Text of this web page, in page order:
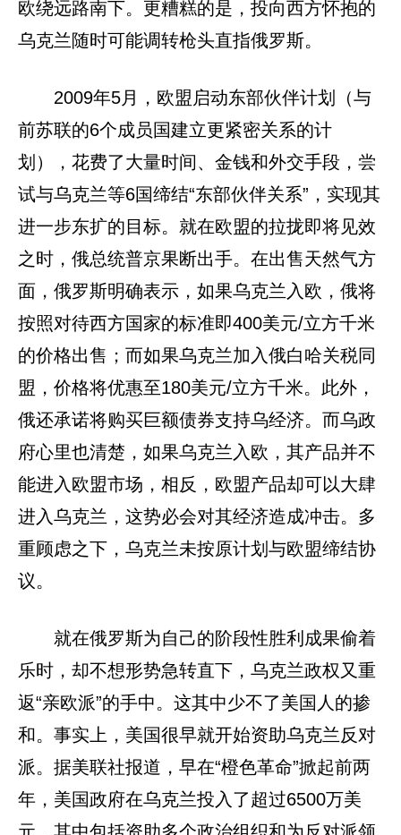
欧绕远路南下。更糟糕的是，投向西方怀抱的
乌克兰随时可能调转枪头直指俄罗斯。
2009年5月，欧盟启动东部伙伴计划（与
前苏联的6个成员国建立更紧密关系的计
划），花费了大量时间、金钱和外交手段，尝
试与乌克兰等6国缔结“东部伙伴关系”，实现其
进一步东扩的目标。就在欧盟的拉拢即将见效
之时，俄总统普京果断出手。在出售天然气方
面，俄罗斯明确表示，如果乌克兰入欧，俄将
按照对待西方国家的标准即400美元/立方千米
的价格出售；而如果乌克兰加入俄白哈关税同
盟，价格将优惠至180美元/立方千米。此外，
俄还承诺将购买巨额债券支持乌经济。而乌政
府心里也清楚，如果乌克兰入欧，其产品并不
能进入欧盟市场，相反，欧盟产品却可以大肆
进入乌克兰，这势必会对其经济造成冲击。多
重顾虑之下，乌克兰未按原计划与欧盟缔结协
议。
就在俄罗斯为自己的阶段性胜利成果偷着
乐时，却不想形势急转直下，乌克兰政权又重
返“亲欧派”的手中。这其中少不了美国人的掺
和。事实上，美国很早就开始资助乌克兰反对
派。据美联社报道，早在“橙色革命”掀起前两
年，美国政府在乌克兰投入了超过6500万美